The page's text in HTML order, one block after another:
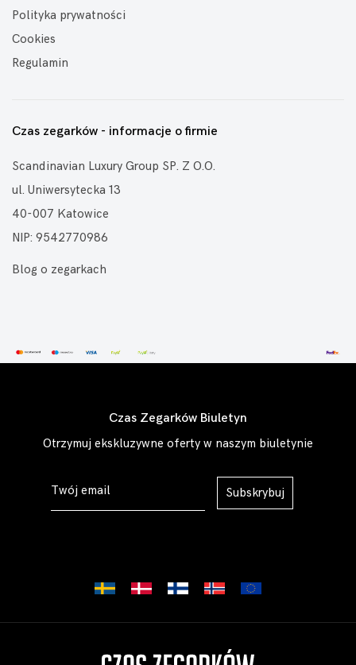
Polityka prywatności
Cookies
Regulamin
Czas zegarków - informacje o firmie
Scandinavian Luxury Group SP. Z O.O.
ul. Uniwersytecka 13
40-007 Katowice
NIP: 9542770986
Blog o zegarkach
Czas Zegarków Biuletyn
Otrzymuj ekskluzywne oferty w naszym biuletynie
Subskrybuj